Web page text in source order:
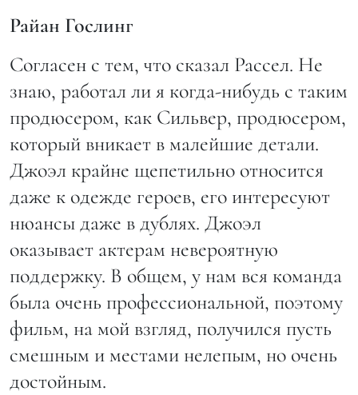
Райан Гослинг
Согласен с тем, что сказал Рассел. Не
знаю, работал ли я когда-нибудь с таким
продюсером, как Сильвер, продюсером,
который вникает в малейшие детали.
Джоэл крайне щепетильно относится
даже к одежде героев, его интересуют
нюансы даже в дублях. Джоэл
оказывает актерам невероятную
поддержку. В общем, у нам вся команда
была очень профессиональной, поэтому
фильм, на мой взгляд, получился пусть
смешным и местами нелепым, но очень
достойным.